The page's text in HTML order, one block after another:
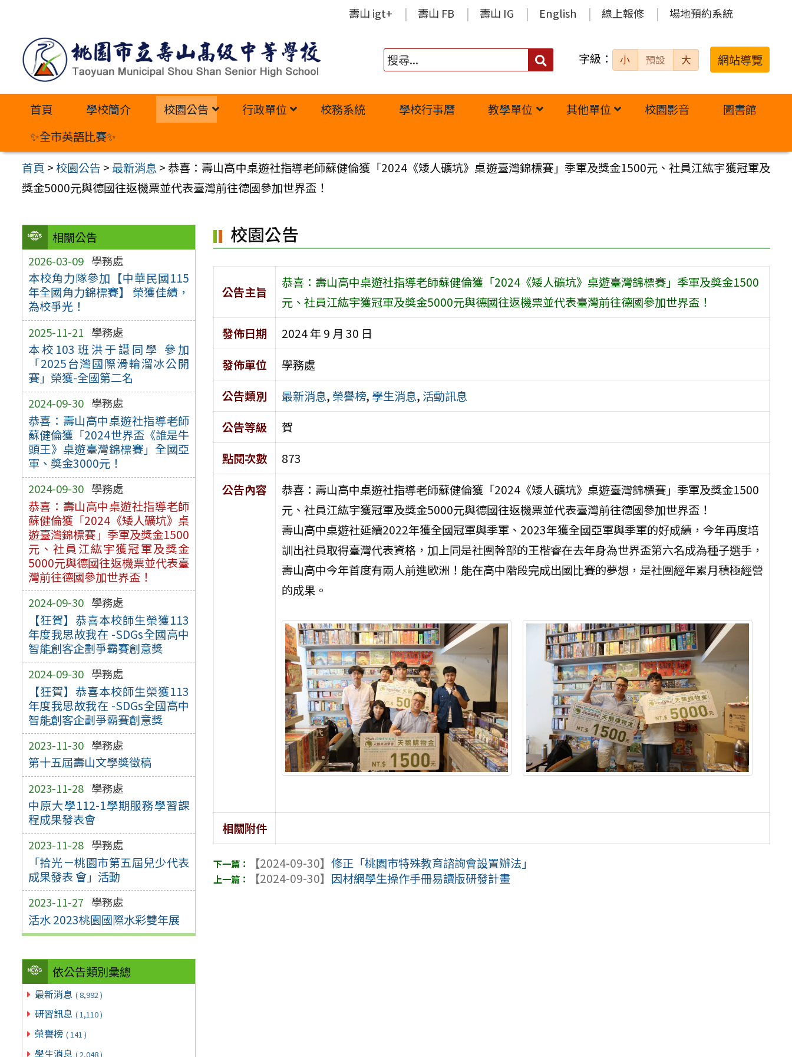
內
壽山 igt+ 壽山 FB 壽山 IG English 線上報修 場地預約系統
搜
字級： 小 預設 大 網站導覽
首頁 學校簡介 校園公告 行政單位 校務系統 學校行事曆 教學單位 其他單位 校園影音
圖書館
✨全市英語比賽✨
首頁 >校園公告 >最新消息 >恭喜：壽山高中桌遊社指導老師蘇健倫獲「2024《矮人礦坑》桌遊臺灣錦標賽」季軍及獎金1500元、社員江紘宇獲冠軍及
獎金5000元與德國往返機票並代表臺灣前往德國參加世界盃！
相關公告
2026-03-09 學務處
本校角力隊參加【中華民國115
年全國角力錦標賽】 榮獲佳績，
為校爭光！
2025-11-21 學務處
本校103班洪于譿同學 參加
「2025台灣國際滑輪溜冰公開
賽」榮獲-全國第二名
2024-09-30 學務處
恭喜：壽山高中桌遊社指導老師
蘇健倫獲「2024世界盃《誰是牛
頭王》桌遊臺灣錦標賽」全國亞
軍、獎金3000元！
2024-09-30 學務處
恭喜：壽山高中桌遊社指導老師
蘇健倫獲「2024《矮人礦坑》桌
遊臺灣錦標賽」季軍及獎金1500
元、社員江紘宇獲冠軍及獎金
5000元與德國往返機票並代表臺
灣前往德國參加世界盃！
2024-09-30 學務處
【狂賀】恭喜本校師生榮獲113
年度我思故我在 -SDGs全國高中
智能創客企劃爭霸賽創意獎
2024-09-30 學務處
【狂賀】恭喜本校師生榮獲113
年度我思故我在 -SDGs全國高中
智能創客企劃爭霸賽創意獎
2023-11-30 學務處
第十五屆壽山文學獎徵稿
2023-11-28 學務處
中原大學112-1學期服務學習課
程成果發表會
2023-11-28 學務處
「拾光－桃園市第五屆兒少代表
成果發表 會」活動
2023-11-27 學務處
活水 2023桃園國際水彩雙年展
依公告類別彙總
最新消息 ( 8,992 )
研習訊息 ( 1,110 )
榮譽榜 ( 141 )
學生消息 ( 2,048 )
校園公告
公告主旨
恭喜：壽山高中桌遊社指導老師蘇健倫獲「2024《矮人礦坑》桌遊臺灣錦標賽」季軍及獎金1500
元、社員江紘宇獲冠軍及獎金5000元與德國往返機票並代表臺灣前往德國參加世界盃！
發佈日期
2024 年 9 月 30 日
發佈單位
學務處
公告類別
最新消息, 榮譽榜, 學生消息, 活動訊息
公告等級
賀
點閱次數
873
公告內容
恭喜：壽山高中桌遊社指導老師蘇健倫獲「2024《矮人礦坑》桌遊臺灣錦標賽」季軍及獎金1500
元、社員江紘宇獲冠軍及獎金5000元與德國往返機票並代表臺灣前往德國參加世界盃！
壽山高中桌遊社延續2022年獲全國冠軍與季軍、2023年獲全國亞軍與季軍的好成績，今年再度培
訓出社員取得臺灣代表資格，加上同是社團幹部的王楷睿在去年身為世界盃第六名成為種子選手，
壽山高中今年首度有兩人前進歐洲！能在高中階段完成出國比賽的夢想，是社團經年累月積極經營
的成果。
相關附件
【2024-09-30】修正「桃園市特殊教育諮詢會設置辦法」
【2024-09-30】 因材網學生操作手冊易讀版研發計畫